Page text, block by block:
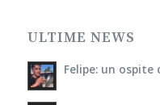
ULTIME NEWS
Felipe: un ospite